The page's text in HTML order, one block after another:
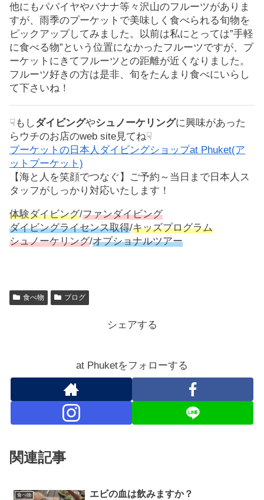
他にもパパイヤやバナナ等々沢山のフルーツがありま
すが、雨季のプーケットで美味しく食べられる旬物を
ピックアップしてみました。以前は私にとっては”手軽
に食べる物”という位置になかったフルーツですが、プ
ーケットにきてフルーツとの距離が近くなりました。
フルーツ好きの方は是非、旬をたんまり食べにいらし
て下さいね！
☟もしダイビングやシュノーケリングに興味があった
らウチのお店のweb site見てね☟
プーケットの日本人ダイビングショップat Phuket(ア
ットプーケット)
【海と人を笑顔でつなぐ】ご予約～当日まで日本人ス
タッフがしっかり対応いたします！
体験ダイビング/ファンダイビング
ダイビングライセンス取得/キッズプログラム
シュノーケリング/オプショナルツアー
食べ物 ブログ
シェアする
at Phuketをフォローする
関連記事
食べ物 エビの血は飲みますか？